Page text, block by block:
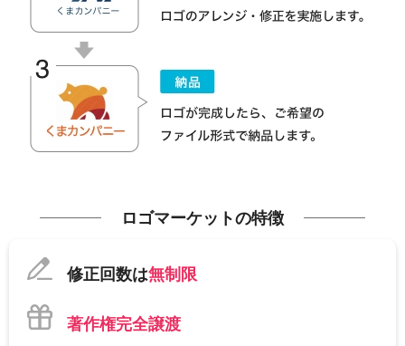
ロゴマーケットの特徴
修正回数は無制限
著作権完全譲渡